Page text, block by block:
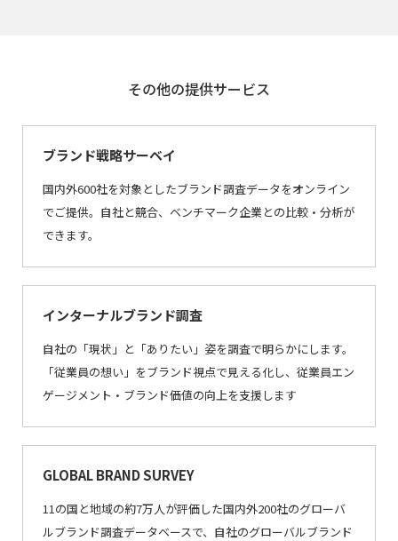
その他の提供サービス
ブランド戦略サーベイ
国内外600社を対象としたブランド調査データをオンライン
でご提供。自社と競合、ベンチマーク企業との比較・分析が
できます。
インターナルブランド調査
自社の「現状」と「ありたい」姿を調査で明らかにします。
「従業員の想い」をブランド視点で見える化し、従業員エン
ゲージメント・ブランド価値の向上を支援します
GLOBAL BRAND SURVEY
11の国と地域の約7万人が評価した国内外200社のグローバ
ルブランド調査データベースで、自社のグローバルブランド